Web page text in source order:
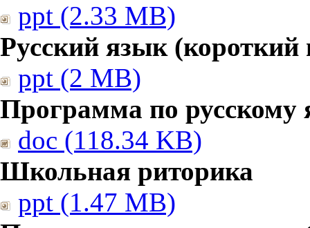
ppt (2.33 MB)
Русский язык (короткий
ppt (2 MB)
Программа по русскому
doc (118.34 KB)
Школьная риторика
ppt (1.47 MB)